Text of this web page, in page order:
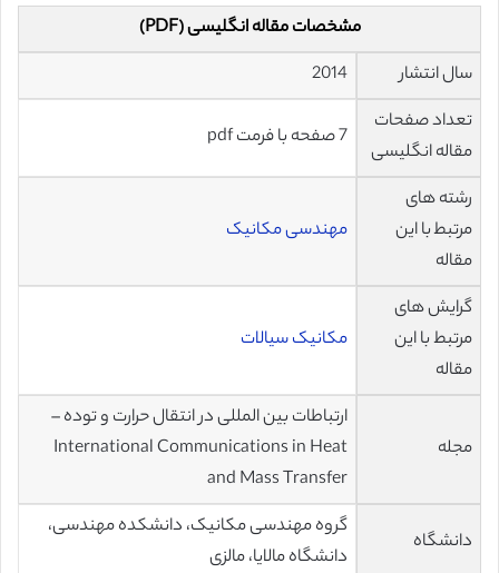
مشخصات مقاله انگلیسی (PDF)
سال انتشار
2014
تعداد صفحات
مقاله انگلیسی
7 صفحه با فرمت pdf
رشته های
مرتبط با این
مقاله
مهندسی مکانیک
گرایش های
مرتبط با این
مقاله
مکانیک سیالات
مجله
ارتباطات بین المللی در انتقال حرارت و توده –
International Communications in Heat
and Mass Transfer
دانشگاه
گروه مهندسی مکانیک، دانشکده مهندسی،
دانشگاه مالایا، مالزی